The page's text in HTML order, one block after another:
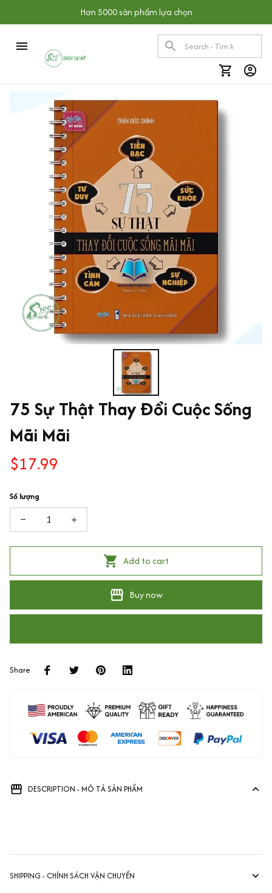
Hơn 5000 sản phẩm lựa chọn
75 Sự Thật Thay Đổi Cuộc Sống
Mãi Mãi
$17.99
Số lượng
Add to cart
Buy now
Share
DESCRIPTION - MÔ TẢ SẢN PHẨM
SHIPPING - CHÍNH SÁCH VẬN CHUYỂN